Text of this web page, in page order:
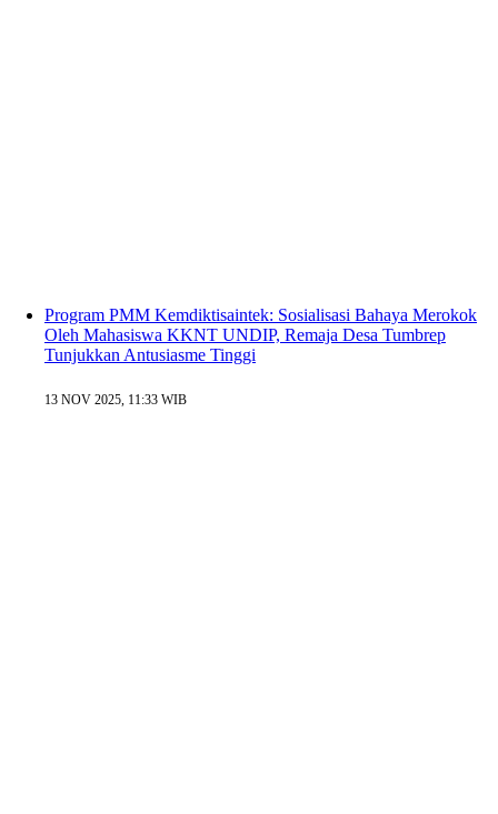
Program PMM Kemdiktisaintek: Sosialisasi Bahaya Merokok
Oleh Mahasiswa KKNT UNDIP, Remaja Desa Tumbrep
Tunjukkan Antusiasme Tinggi
13 NOV 2025, 11:33 WIB